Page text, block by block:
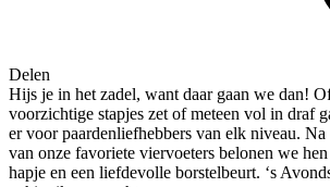
Delen
Hijs je in het zadel, want daar gaan we dan!
voorzichtige stapjes zet of meteen vol in draf
er voor paardenliefhebbers van elk niveau. Na
van onze favoriete viervoeters belonen we
hapje en een liefdevolle borstelbeurt. ‘s